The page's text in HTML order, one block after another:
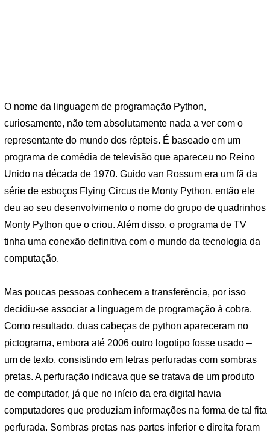
O nome da linguagem de programação Python,
curiosamente, não tem absolutamente nada a ver com o
representante do mundo dos répteis. É baseado em um
programa de comédia de televisão que apareceu no Reino
Unido na década de 1970. Guido van Rossum era um fã da
série de esboços Flying Circus de Monty Python, então ele
deu ao seu desenvolvimento o nome do grupo de quadrinhos
Monty Python que o criou. Além disso, o programa de TV
tinha uma conexão definitiva com o mundo da tecnologia da
computação.
Mas poucas pessoas conhecem a transferência, por isso
decidiu-se associar a linguagem de programação à cobra.
Como resultado, duas cabeças de python apareceram no
pictograma, embora até 2006 outro logotipo fosse usado –
um de texto, consistindo em letras perfuradas com sombras
pretas. A perfuração indicava que se tratava de um produto
de computador, já que no início da era digital havia
computadores que produziam informações na forma de tal fita
perfurada. Sombras pretas nas partes inferior e direita foram